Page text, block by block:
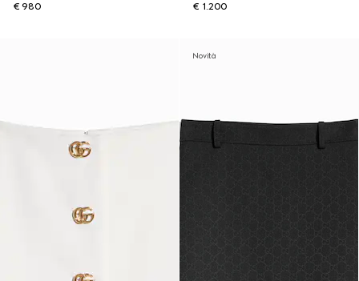
€ 980
€ 1.200
Novità